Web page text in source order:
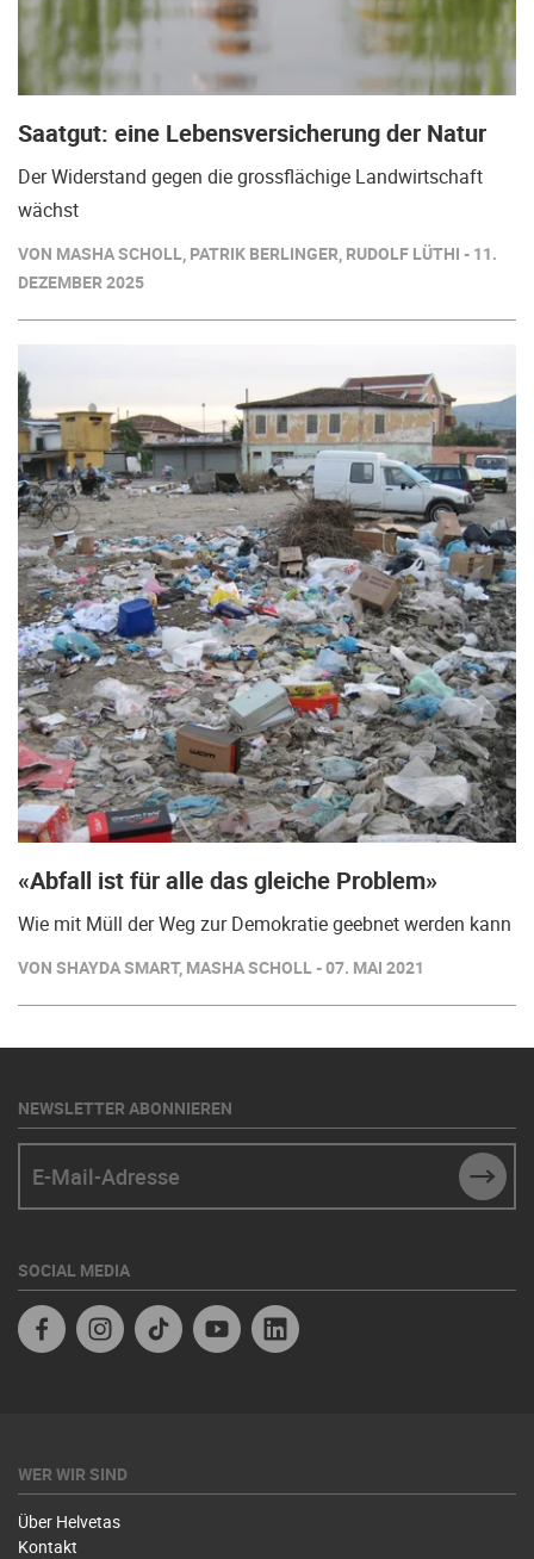
Saatgut: eine Lebensversicherung der Natur
Der Widerstand gegen die grossflächige Landwirtschaft
wächst
VON MASHA SCHOLL, PATRIK BERLINGER, RUDOLF LÜTHI - 11.
DEZEMBER 2025
«Abfall ist für alle das gleiche Problem»
Wie mit Müll der Weg zur Demokratie geebnet werden kann
VON SHAYDA SMART, MASHA SCHOLL - 07. MAI 2021
NEWSLETTER ABONNIEREN
SOCIAL MEDIA
FacebookInstagramTikTok Youtube
WER WIR SIND
Über Helvetas
Kontakt